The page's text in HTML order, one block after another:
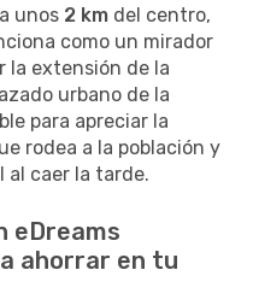
unos 2 km del centro,
como un mirador
la extensión de la
urbano de la
para apreciar la
rodea a la población y
caer la tarde.
eDreams
ahorrar en tu